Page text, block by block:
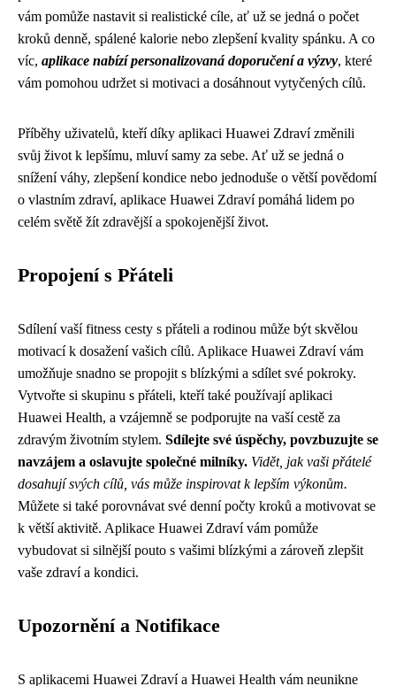
vám pomůže nastavit si realistické cíle, ať už se jedná o počet
kroků denně, spálené kalorie nebo zlepšení kvality spánku. A co
víc, aplikace nabízí personalizovaná doporučení a výzvy, které
vám pomohou udržet si motivaci a dosáhnout vytyčených cílů.
Příběhy uživatelů, kteří díky aplikaci Huawei Zdraví změnili
svůj život k lepšímu, mluví samy za sebe. Ať už se jedná o
snížení váhy, zlepšení kondice nebo jednoduše o větší povědomí
o vlastním zdraví, aplikace Huawei Zdraví pomáhá lidem po
celém světě žít zdravější a spokojenější život.
Propojení s Přáteli
Sdílení vaší fitness cesty s přáteli a rodinou může být skvělou
motivací k dosažení vašich cílů. Aplikace Huawei Zdraví vám
umožňuje snadno se propojit s blízkými a sdílet své pokroky.
Vytvořte si skupinu s přáteli, kteří také používají aplikaci
Huawei Health, a vzájemně se podporujte na vaší cestě za
zdravým životním stylem. Sdílejte své úspěchy, povzbuzujte se
navzájem a oslavujte společné milníky. Vidět, jak vaši přátelé
dosahují svých cílů, vás může inspirovat k lepším výkonům.
Můžete si také porovnávat své denní počty kroků a motivovat se
k větší aktivitě. Aplikace Huawei Zdraví vám pomůže
vybudovat si silnější pouto s vašimi blízkými a zároveň zlepšit
vaše zdraví a kondici.
Upozornění a Notifikace
S aplikacemi Huawei Zdraví a Huawei Health vám neunikne